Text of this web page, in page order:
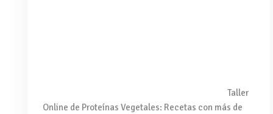
Taller
Online de Proteínas Vegetales: Recetas con más de